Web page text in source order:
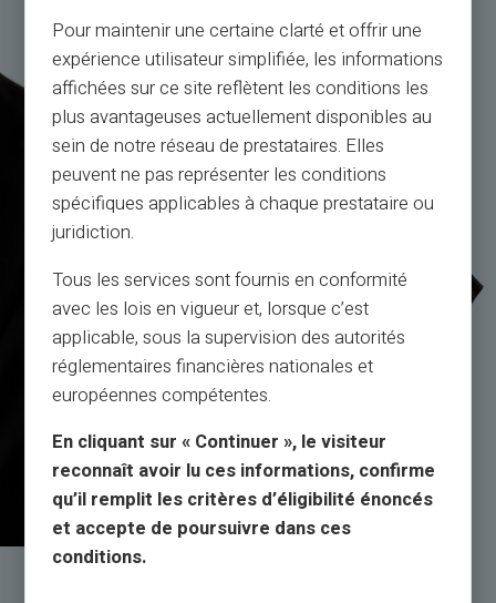
Pour maintenir une certaine clarté et offrir une
expérience utilisateur simplifiée, les informations
affichées sur ce site reflètent les conditions les
plus avantageuses actuellement disponibles au
sein de notre réseau de prestataires. Elles
peuvent ne pas représenter les conditions
spécifiques applicables à chaque prestataire ou
juridiction.
Tous les services sont fournis en conformité
avec les lois en vigueur et, lorsque c’est
applicable, sous la supervision des autorités
réglementaires financières nationales et
européennes compétentes.
En cliquant sur « Continuer », le visiteur
reconnaît avoir lu ces informations, confirme
qu’il remplit les critères d’éligibilité énoncés
et accepte de poursuivre dans ces
conditions.